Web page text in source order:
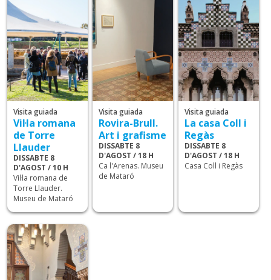
Visita guiada
Vil·la romana
de Torre
Llauder
DISSABTE 8
D'AGOST / 10 H
Vil·la romana de
Torre Llauder.
Museu de Mataró
Visita guiada
Rovira-Brull.
Art i grafisme
DISSABTE 8
D'AGOST / 18 H
Ca l'Arenas. Museu
de Mataró
Visita guiada
La casa Coll i
Regàs
DISSABTE 8
D'AGOST / 18 H
Casa Coll i Regàs